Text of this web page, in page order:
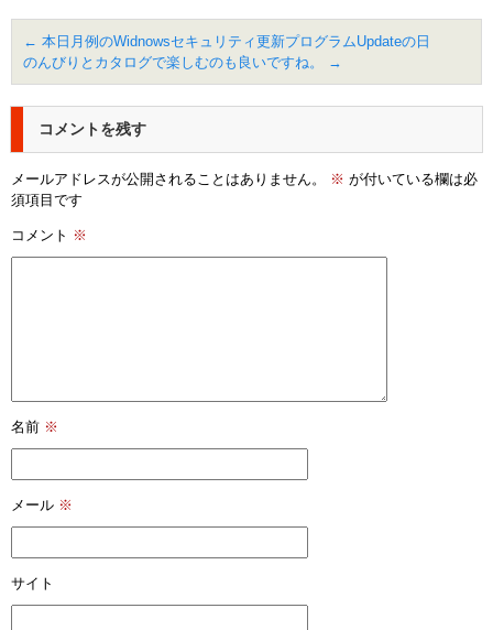
← 本日月例のWidnowsセキュリティ更新プログラムUpdateの日
のんびりとカタログで楽しむのも良いですね。
→
コメントを残す
メールアドレスが公開されることはありません。 ※ が付いている欄は必
須項目です
コメント ※
名前 ※
メール ※
サイト